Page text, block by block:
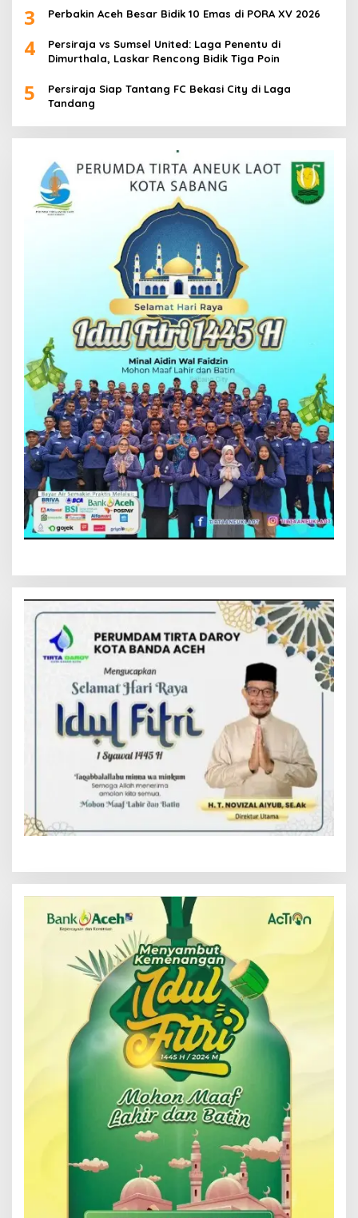
3 Perbakin Aceh Besar Bidik 10 Emas di PORA XV 2026
4
Persiraja vs Sumsel United: Laga Penentu di
Dimurthala, Laskar Rencong Bidik Tiga Poin
5
Persiraja Siap Tantang FC Bekasi City di Laga
Tandang